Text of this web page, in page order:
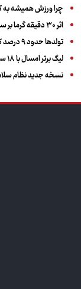
چرا ورزش همیشه
اثر ۳۰ دقیقه گرما بر سیستم ایمنی
تولدها حدود ۹ درصد کم شد
لیگ برتر امسال با ۱۸ سرمربی ایرانی برگزار می‌شود!
نسخه جدید نظام